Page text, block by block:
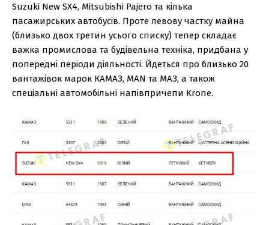
Suzuki New SX4, Mitsubishi Pajero та кілька
пасажирських автобусів. Проте левову частку майна
(близько двох третин усього списку) тепер складає
важка промислова та будівельна техніка, придбана у
попередні періоди діяльності. Йдеться про близько 20
вантажівок марок КАМАЗ, MAN та МАЗ, а також
спеціальні автомобільні напівпричепи Krone.